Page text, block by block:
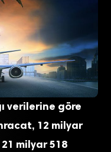
verilerine göre
12 milyar
milyar 518